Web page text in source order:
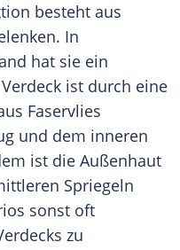
besteht aus
In
hat sie ein
Verdeck ist durch eine
Faservlies
und dem inneren
ist die Außenhaut
Spriegeln
sonst oft
zu